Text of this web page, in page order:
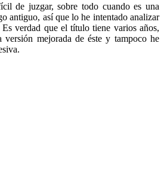
de juzgar, sobre todo cuando es una
antiguo, así que lo he intentado analizar
verdad que el título tiene varios años,
versión mejorada de éste y tampoco he